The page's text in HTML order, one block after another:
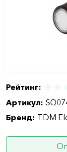
Рейтинг:
Артикул:
Бренд: TDM